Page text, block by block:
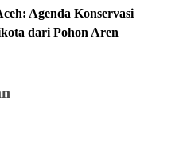
Agenda Konservasi
dari Pohon Aren